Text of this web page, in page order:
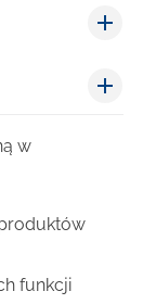
w
funkcji